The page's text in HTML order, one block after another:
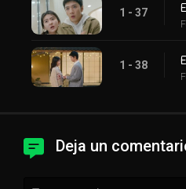
1 - 37
1 - 38
Deja un